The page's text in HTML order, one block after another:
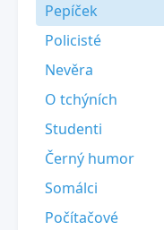
Pepíček
Policisté
Nevěra
O tchýních
Studenti
Černý humor
Somálci
Počítačové